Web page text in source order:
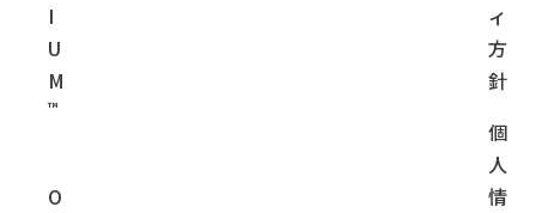
I
U
M
™
O
ィ
方
針
個
人
情